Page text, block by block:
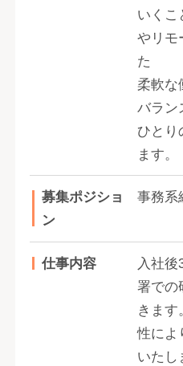
いくこ
やリモ
た
柔軟な
バラン
ひとり
ます。
募集ポジショ
ン
事務系
仕事内容
入社後
署での
きます
性によ
いたし